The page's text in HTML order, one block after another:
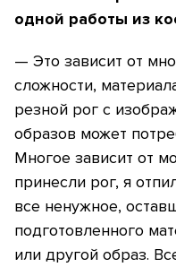
одной работы из
— Это зависит от
сложности,
резной рог с
образов может
Многое зависит от
принесли рог, я
все ненужное,
подготовленного
или другой образ.